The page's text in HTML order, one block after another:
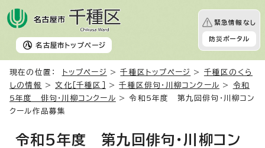
名古屋市 トップページ
緊急情報なし
防災ポータル
現在の位置： トップページ >千種区トップページ > 千種区のくら
しの情報
>文化［千種区］ >千種区俳句・川柳コンクール > 令和
5年度 俳句・川柳コンクール > 令和5年度 第九回俳句・川柳コン
クール作品募集
令和5年度 第九回俳句・川柳コン